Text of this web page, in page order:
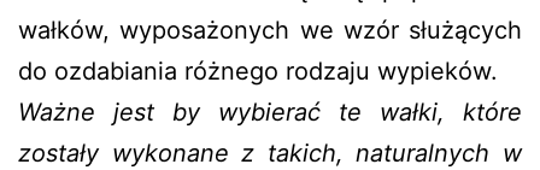
wałków, wyposażonych we wzór służących
do ozdabiania różnego rodzaju wypieków.
Ważne jest by wybierać te wałki, które
zostały wykonane z takich, naturalnych w